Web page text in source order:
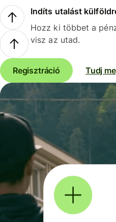
Indíts utalást
Hozz ki többet a
visz az utad.
Regisztráció Tudj